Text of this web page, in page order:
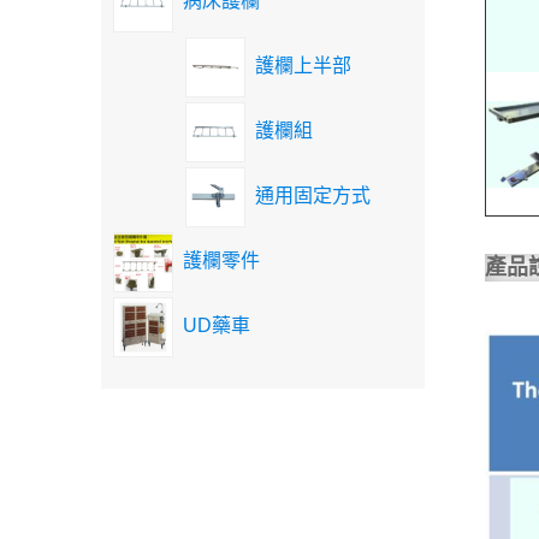
護欄上半部
護欄組
通用固定方式
護欄零件
UD藥車
產品